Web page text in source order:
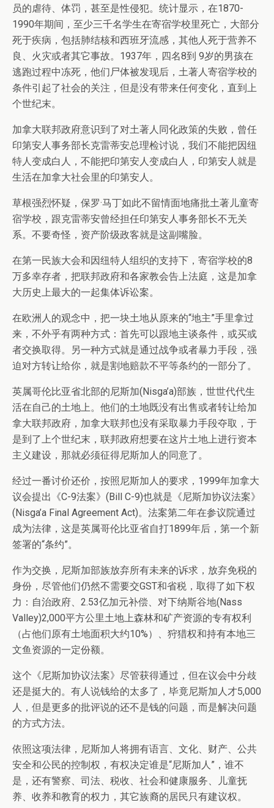
员的虐待、体罚，甚至是性侵犯。统计显示，在1870-
1990年期间，至少三千名学生在寄宿学校里死亡，大部分
死于疾病，包括肺结核和西班牙流感，其他人死于营养不
良、火灾或者其它事故。1937年，四名8到 9岁的男孩在
逃跑过程中冻死，他们尸体被发现后，土著人寄宿学校的
条件引起了社会的关注，但是没有带来任何变化，直到上
个世纪末。
加拿大联邦政府意识到了对土著人同化政策的失败，曾任
印第安人事务部长克雷蒂安总理检讨说，我们不能把因纽
特人变成白人，不能把印第安人变成白人，印第安人就是
生活在加拿大社会里的印第安人。
草根强烈怀疑，保罗·马丁如此不留情面地痛批土著儿童寄
宿学校，跟克雷蒂安曾经担任印第安人事务部长不无关
系。不要奇怪，资产阶级政客就是这副嘴脸。
在第一民族大会和因纽特人组织的支持下，寄宿学校的8
万多幸存者，把联邦政府和各家教会告上法庭，这是加拿
大历史上最大的一起集体诉讼案。
在欧洲人的观念中，把一块土地从原来的“地主”手里拿过
来，不外乎有两种方式：首先可以跟地主谈条件，或买或
者交换取得。另一种方式就是通过战争或者暴力手段，强
迫对方转让给你，就是割地赔款不平等条约的一部分了。
英属哥伦比亚省北部的尼斯加(Nisga’a)部族，世世代代生
活在自己的土地上。他们的土地既没有出售或者转让给加
拿大联邦政府，加拿大联邦也没有采取暴力手段夺取，于
是到了上个世纪末，联邦政府想要在这片土地上进行资本
主义建设，那就必须征得尼斯加人的同意了。
经过一番讨价还价，按照尼斯加人的要求，1999年加拿大
议会提出《C-9法案》(Bill C-9)也就是《尼斯加协议法案》
(Nisga’a Final Agreement Act)。法案第二年在参议院通过
成为法律，这是英属哥伦比亚省自打1899年后，第一个新
签署的“条约”。
作为交换，尼斯加部族放弃所有未来的诉求，放弃免税的
身份，尽管他们仍然不需要交GST和省税，取得了如下权
力：自治政府、2.53亿加元补偿、对下纳斯谷地(Nass
Valley)2,000平方公里土地上森林和矿产资源的专有权利
（占他们原有土地面积大约10%）、狩猎权和持有本地三
文鱼资源的一定份额。
这个《尼斯加协议法案》尽管获得通过，但在议会中分歧
还是挺大的。有人说钱给的太多了，毕竟尼斯加人才5,000
人，但是更多的批评说的还不是钱的问题，而是解决问题
的方式方法。
依照这项法律，尼斯加人将拥有语言、文化、财产、公共
安全和公民的控制权，有权决定谁是“尼斯加人”，谁不
是，还有警察、司法、税收、社会和健康服务、儿童抚
养、收养和教育的权力，其它族裔的居民只有建议权。